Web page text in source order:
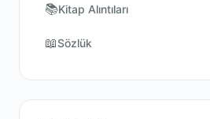
📚Kitap Alıntıları
📖Sözlük